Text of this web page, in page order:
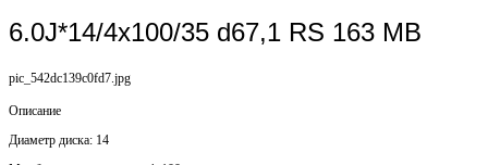
6.0J*14/4x100/35 d67,1 RS 163 MB
pic_542dc139c0fd7.jpg
Описание
Диаметр диска: 14